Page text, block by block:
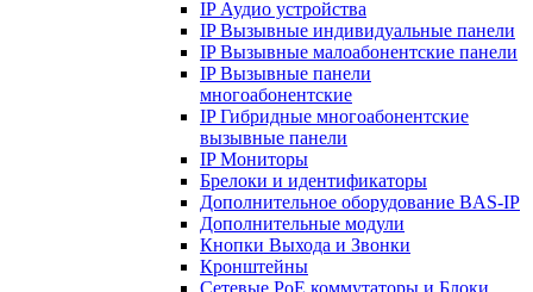
IP Аудио устройства
IP Вызывные индивидуальные панели
IP Вызывные малоабонентские панели
IP Вызывные панели
многоабонентские
IP Гибридные многоабонентские
вызывные панели
IP Мониторы
Брелоки и идентификаторы
Дополнительное оборудование BAS-IP
Дополнительные модули
Кнопки Выхода и Звонки
Кронштейны
Сетевые PoE коммутаторы и Блоки